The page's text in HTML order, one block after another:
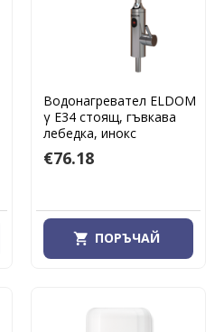
Водонагревател ELDOM
γ E34 стоящ, гъвкава
лебедка, инокс
€76.18
ПОРЪЧАЙ